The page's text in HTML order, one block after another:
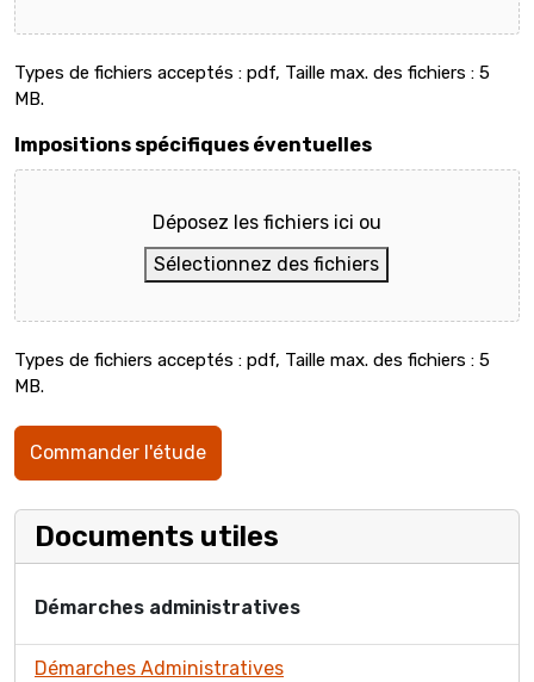
Types de fichiers acceptés : pdf, Taille max. des fichiers : 5
MB.
Impositions spécifiques éventuelles
Déposez les fichiers ici ou
Sélectionnez des fichiers
Types de fichiers acceptés : pdf, Taille max. des fichiers : 5
MB.
Documents utiles
Démarches administratives
Démarches Administratives